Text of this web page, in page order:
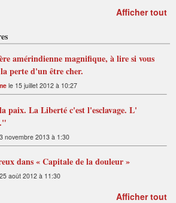
Afficher tout
amérindienne magnifique, à lire si vous
perte d'un être cher.
le 15 juillet 2012 à 10:27
paix. La Liberté c'est l'esclavage. L'
novembre 2013 à 1:30
dans « Capitale de la douleur »
août 2012 à 11:30
Afficher tout